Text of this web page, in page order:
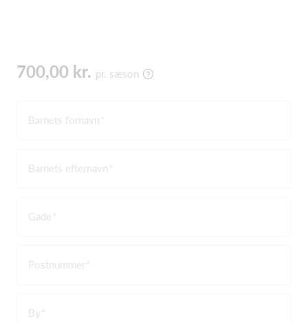
700,00 kr. pr. sæson
Barnets fornavn
Barnets efternavn
Gade
Postnummer
By